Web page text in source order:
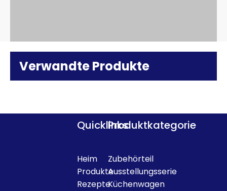
Verwandte Produkte
Quicklinks
Heim
Produkte
Rezepte
Produktkategorie
Zubehörteil
Ausstellungsserie
Küchenwagen